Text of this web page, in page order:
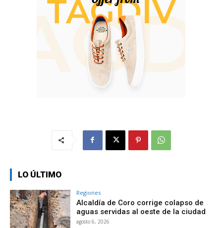
LO ÚLTIMO
Regiones
Alcaldía de Coro corrige colapso de
aguas servidas al oeste de la ciudad
agosto 6, 2026